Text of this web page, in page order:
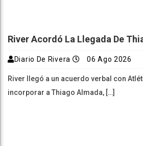
River Acordó La Llegada De
Diario De Rivera 06 Ago 2026
River llegó a un acuerdo verbal con
incorporar a Thiago Almada, […]